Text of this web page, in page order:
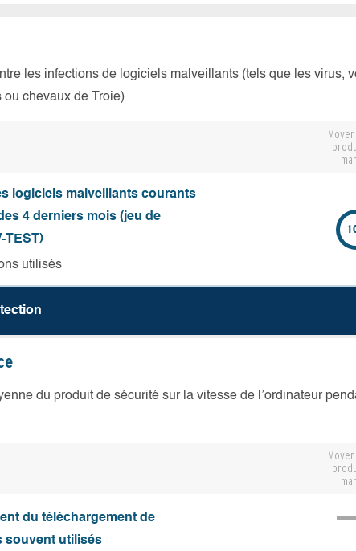
les infections de logiciels malveillants (tels que les virus,
ou chevaux de Troie)
logiciels malveillants courants
4 derniers mois (jeu de
TEST)
utilisés
du produit de sécurité sur la vitesse de l’ordinateur
du téléchargement de
souvent utilisés